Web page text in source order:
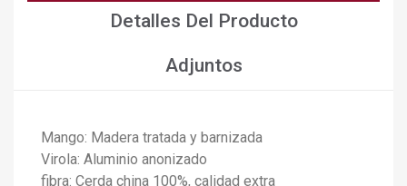
Detalles Del Producto
Adjuntos
Mango: Madera tratada y barnizada
Virola: Aluminio anonizado
fibra: Cerda china 100%, calidad extra